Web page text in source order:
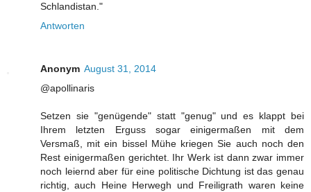
Schlandistan."
Antworten
Anonym August 31, 2014
@apollinaris
Setzen sie "genügende" statt "genug" und es klappt bei
Ihrem letzten Erguss sogar einigermaßen mit dem
Versmaß, mit ein bissel Mühe kriegen Sie auch noch den
Rest einigermaßen gerichtet. Ihr Werk ist dann zwar immer
noch leiernd aber für eine politische Dichtung ist das genau
richtig, auch Heine Herwegh und Freiligrath waren keine